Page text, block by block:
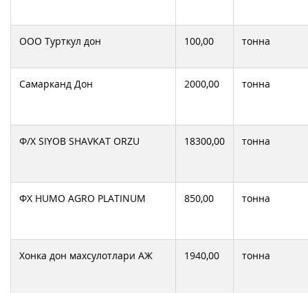
ООО Турткул дон 100,00 тонна
Самарканд Дон 2000,00 тонна
Ф/Х SIYOB SHAVKAT ORZU 18300,00 тонна
ФХ HUMO AGRO PLATINUM 850,00 тонна
Хонка дон махсулотлари АЖ 1940,00 тонна